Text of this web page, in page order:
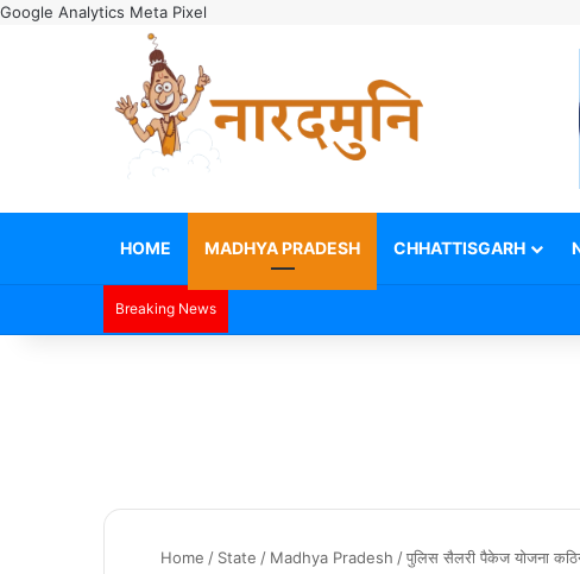
Google Analytics Meta Pixel
HOME MADHYA PRADESH CHHATTISGARH
Breaking News
Home / State / Madhya Pradesh /पुलिस सैलरी पैकेज योजना